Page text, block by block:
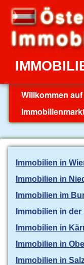
Willkommen
Immobilien in
Immobilien in
Immobilien im
Immobilien in der
Immobilien in
Immobilien in
Immobilien in